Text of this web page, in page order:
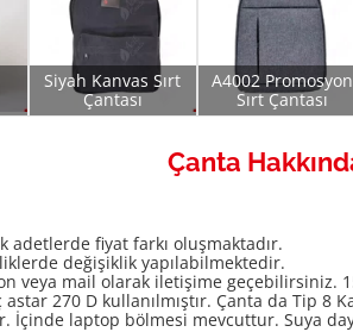
Siyah Kanvas Sırt
Çantası
A4002 Promosyon
Sırt Çantası
Çanta
adetlerde fiyat farkı oluşmaktadır.
değişiklik yapılabilmektedir.
veya mail olarak iletişime geçebilirsiniz.
270 D kullanılmıştır. Çanta da Tip 8
İçinde laptop bölmesi mevcuttur. Suya